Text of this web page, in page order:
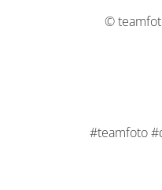
©
#teamfoto